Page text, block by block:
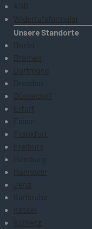
AGB
Widerrufsformular
Unsere Standorte
Berlin
Bremen
Dortmund
Dresden
Düsseldorf
Erfurt
Essen
Frankfurt
Freiburg
Hamburg
Hannover
Jena
Karlsruhe
Kassel
Koblenz